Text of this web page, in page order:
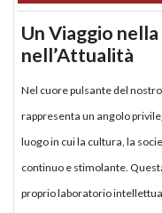
Un Viaggio
nell’Attualità
Nel cuore pulsante del
rappresenta un angolo
luogo in cui la cultura, la
continuo e stimolante.
proprio laboratorio